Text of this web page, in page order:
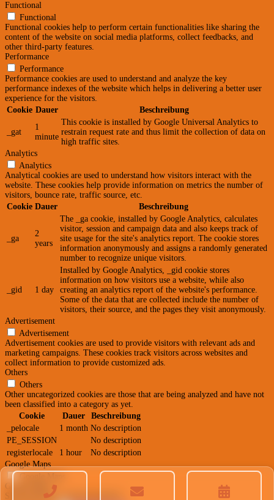
Functional
Functional
Functional cookies help to perform certain functionalities like sharing the
content of the website on social media platforms, collect feedbacks, and
other third-party features.
Performance
Performance
Performance cookies are used to understand and analyze the key
performance indexes of the website which helps in delivering a better user
experience for the visitors.
Cookie Dauer Beschreibung
_gat
1
minute
This cookie is installed by Google Universal Analytics to
restrain request rate and thus limit the collection of data on
high traffic sites.
Analytics
Analytics
Analytical cookies are used to understand how visitors interact with the
website. These cookies help provide information on metrics the number of
visitors, bounce rate, traffic source, etc.
Cookie Dauer Beschreibung
_ga
2
years
The _ga cookie, installed by Google Analytics, calculates
visitor, session and campaign data and also keeps track of
site usage for the site's analytics report. The cookie stores
information anonymously and assigns a randomly generated
number to recognize unique visitors.
_gid 1 day
Installed by Google Analytics, _gid cookie stores
information on how visitors use a website, while also
creating an analytics report of the website's performance.
Some of the data that are collected include the number of
visitors, their source, and the pages they visit anonymously.
Advertisement
Advertisement
Advertisement cookies are used to provide visitors with relevant ads and
marketing campaigns. These cookies track visitors across websites and
collect information to provide customized ads.
Others
Others
Other uncategorized cookies are those that are being analyzed and have not
been classified into a category as yet.
Cookie
Dauer
Beschreibung
_pelocale
1 month No description
PE_SESSION
No description
registerlocale
1 hour
No description
Google Maps
Google Maps
SPEICHERN & AKZEPTIEREN